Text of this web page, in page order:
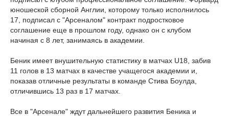
юношеской сборной Англии, которому только исполнилось
17, подписал с "Арсеналом" контракт подростковое
соглашение еще в прошлом году, однако он с клубом
начиная с 8 лет, занимаясь в академии.
Беник имеет внушительную статистику в матчах U18, забив
11 голов в 13 матчах в качестве учащегося академии и,
показав отличные результаты в команде Стива Боулда,
отличившись 13 раз в 17 матчах.
Все в "Арсенале" ждут дальнейшего развития Беника и